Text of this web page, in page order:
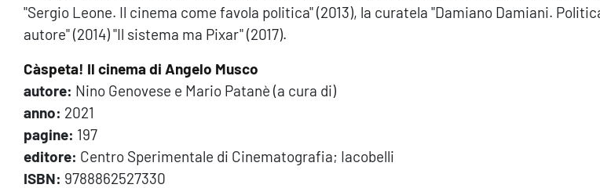
"Sergio Leone. Il cinema come favola politica" (2013), la curatela "Damiano Damiani.
autore" (2014) "Il sistema ma Pixar" (2017).
Càspeta! Il cinema di Angelo Musco
autore: Nino Genovese e Mario Patanè (a cura di)
anno: 2021
pagine: 197
editore: Centro Sperimentale di Cinematografia; Iacobelli
ISBN: 9788862527330